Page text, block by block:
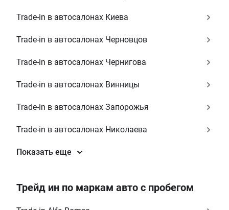
Trade-in в автосалонах Киева
Trade-in в автосалонах Черновцов
Trade-in в автосалонах Чернигова
Trade-in в автосалонах Винницы
Trade-in в автосалонах Запорожья
Trade-in в автосалонах Николаева
Показать еще
Трейд ин по маркам авто с пробегом